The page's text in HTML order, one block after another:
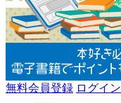
無料会員登録 ログイン